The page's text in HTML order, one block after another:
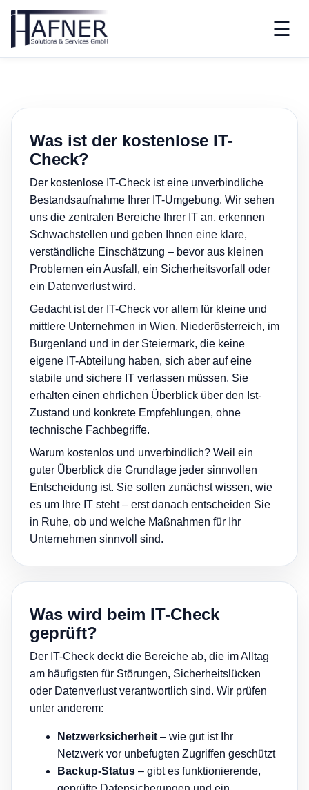
☰
Was ist der kostenlose IT-
Check?
Der kostenlose IT-Check ist eine unverbindliche
Bestandsaufnahme Ihrer IT-Umgebung. Wir sehen
uns die zentralen Bereiche Ihrer IT an, erkennen
Schwachstellen und geben Ihnen eine klare,
verständliche Einschätzung – bevor aus kleinen
Problemen ein Ausfall, ein Sicherheitsvorfall oder
ein Datenverlust wird.
Gedacht ist der IT-Check vor allem für kleine und
mittlere Unternehmen in Wien, Niederösterreich, im
Burgenland und in der Steiermark, die keine
eigene IT-Abteilung haben, sich aber auf eine
stabile und sichere IT verlassen müssen. Sie
erhalten einen ehrlichen Überblick über den Ist-
Zustand und konkrete Empfehlungen, ohne
technische Fachbegriffe.
Warum kostenlos und unverbindlich? Weil ein
guter Überblick die Grundlage jeder sinnvollen
Entscheidung ist. Sie sollen zunächst wissen, wie
es um Ihre IT steht – erst danach entscheiden Sie
in Ruhe, ob und welche Maßnahmen für Ihr
Unternehmen sinnvoll sind.
Was wird beim IT-Check
geprüft?
Der IT-Check deckt die Bereiche ab, die im Alltag
am häufigsten für Störungen, Sicherheitslücken
oder Datenverlust verantwortlich sind. Wir prüfen
unter anderem:
Netzwerksicherheit – wie gut ist Ihr
Netzwerk vor unbefugten Zugriffen geschützt
Backup-Status – gibt es funktionierende,